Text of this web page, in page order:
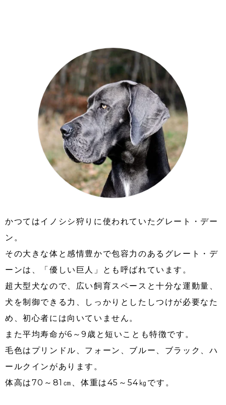
かつてはイノシシ狩りに使われていたグレート・デー
ン。
その大きな体と感情豊かで包容力のあるグレート・デ
ーンは、「優しい巨人」とも呼ばれています。
超大型犬なので、広い飼育スペースと十分な運動量、
犬を制御できる力、しっかりとしたしつけが必要なた
め、初心者には向いていません。
また平均寿命が6～9歳と短いことも特徴です。
毛色はプリンドル、フォーン、ブルー、ブラック、ハ
ールクインがあります。
体高は70～81㎝、体重は45～54㎏です。